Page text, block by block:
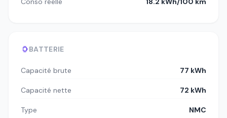
BATTERIE
Capacité brute 77 kWh
Capacité nette 72 kWh
Type NMC